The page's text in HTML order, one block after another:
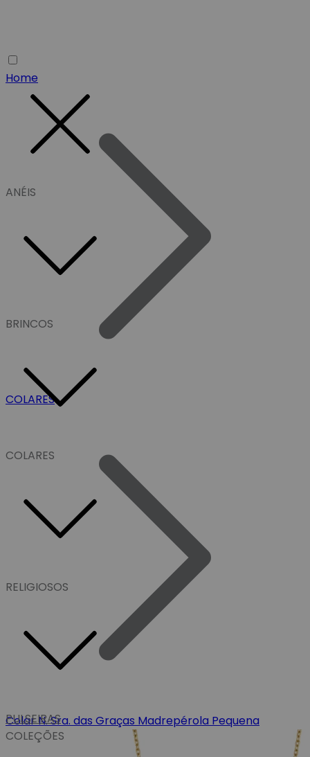
ANÉIS
BRINCOS
COLARES
RELIGIOSOS
PULSEIRAS
COLEÇÕES
Home
COLARES
Colar N. Sra. das Graças Madrepérola Pequena